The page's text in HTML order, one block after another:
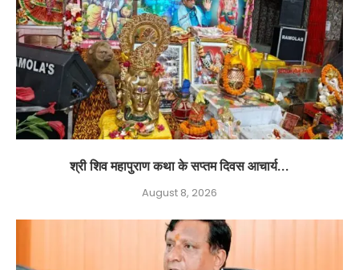
श्री शिव महापुराण कथा के सप्तम दिवस आचार्य...
August 8, 2026